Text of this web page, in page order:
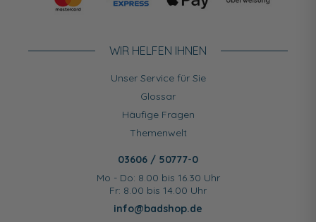
WIR HELFEN IHNEN
Unser Service für Sie
Glossar
Häufige Fragen
Themenwelt
03606 / 50777-0
Mo - Do: 8.00 bis 16.30 Uhr
Fr: 8.00 bis 14.00 Uhr
info@badshop.de